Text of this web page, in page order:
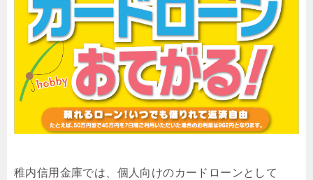
稚内信用金庫では、個人向けのカードローンとして